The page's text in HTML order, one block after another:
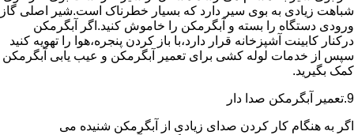
شباهت زیادی به بوی سیر دارد که بسیار خطرناک است.شیر اصلی گاز
ورودی دستگاه را بسته و آبگرمکن را خاموش کنید.اگر آبگرمکن
درکنار کابینت آشپزخانه قرار دارد،با باز کردن پنجره،هوا را تهویه کنید
سپس از خدمات لوله کشی برای تعمیر آبگرمکن و عیب یابی آبگرمکن
کمک بگیرید.
9.تعمیر آبگرمکن صدا دار
اگر به هنگام کار کردن صدای زیادی از آبگرمکن شنیده می